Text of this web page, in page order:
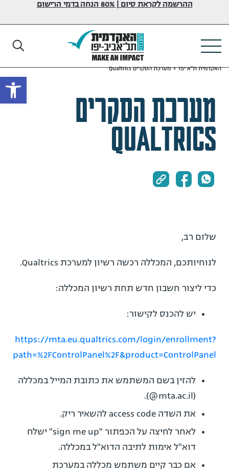
ההרשמה לקראת סיום | 80% הנחה בדמי הרישום
האקדמית ת"א יפו>מערכת הסקרים Qualtrics
מערכת הסקרים
Qualtrics
שלום רב,
לנוחיותכם, המכללה רכשה רשיון למערכת Qualtrics​.
כדי ליצור חשבון חדש תחת רשיון המכללה:
יש להכנס לקישור:
https://mta.eu.qualtrics.com/login/enrollment?
path=%2FControlPanel%2F&product=ControlPanel
להזין בשם המשתמש את כתובת המייל במכללה
(mta.ac.il@).
את השדה access code להשאיר ריק.
לאחר לחיצה על הכפתור "sign me up" ישלח
דוא"ל אימות לתיבה הדוא"ל במכללה.
אם כבר קיים משתמש מכללה במערכת